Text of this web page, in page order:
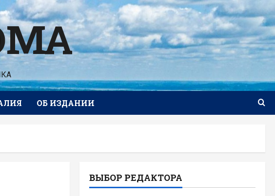
ОБ ИЗДАНИИ
ВЫБОР РЕДАКТОРА